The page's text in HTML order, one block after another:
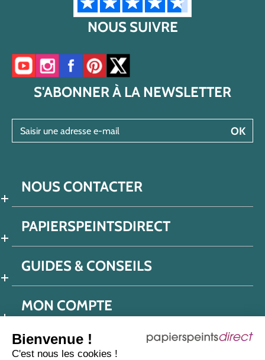
Bienvenue !
C'est nous les cookies !
NOUS SUIVRE
Accéder à notre chaîne YouTube
Accéder à notre compte Instagram
Accéder à notre page Facebook
Accéder à notre compte Pinterest
Accéder à notre compte Twitter/X
S'ABONNER À LA NEWSLETTER
OK
NOUS CONTACTER
PAPIERSPEINTSDIRECT
GUIDES & CONSEILS
MON COMPTE